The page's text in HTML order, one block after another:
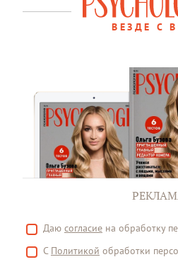
ВЕЗДЕ С
Даю согласие на обработку
С Политикой обработки